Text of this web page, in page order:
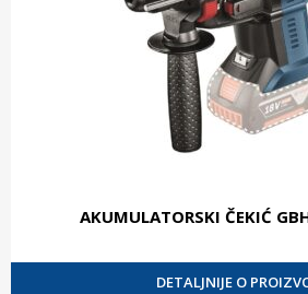
AKUMULATORSKI ČEKIĆ
DETALJNIJE O